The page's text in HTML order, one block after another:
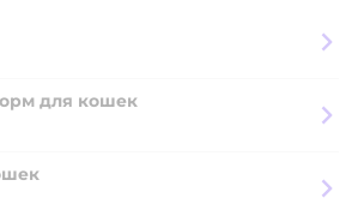
для кошек